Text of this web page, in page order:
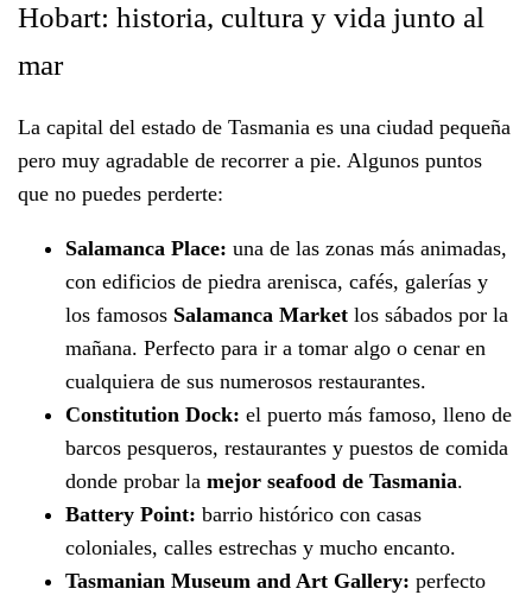
Hobart: historia, cultura y vida junto al
mar
La capital del estado de Tasmania es una ciudad pequeña
pero muy agradable de recorrer a pie. Algunos puntos
que no puedes perderte:
Salamanca Place: una de las zonas más animadas,
con edificios de piedra arenisca, cafés, galerías y
los famosos Salamanca Market los sábados por la
mañana. Perfecto para ir a tomar algo o cenar en
cualquiera de sus numerosos restaurantes.
Constitution Dock: el puerto más famoso, lleno de
barcos pesqueros, restaurantes y puestos de comida
donde probar la mejor seafood de Tasmania.
Battery Point: barrio histórico con casas
coloniales, calles estrechas y mucho encanto.
Tasmanian Museum and Art Gallery: perfecto